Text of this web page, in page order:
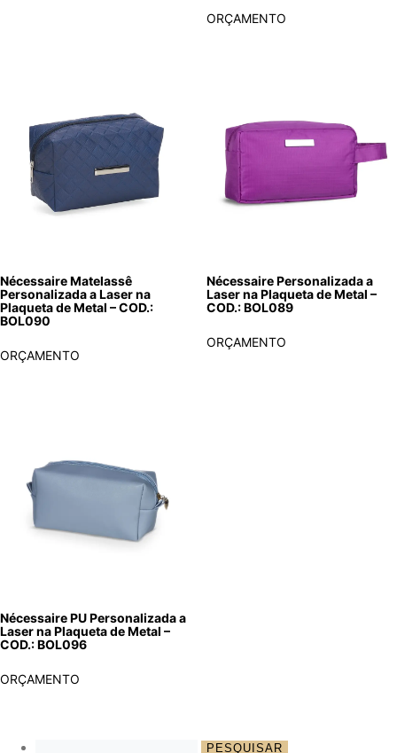
ORÇAMENTO
Nécessaire Matelassê
Personalizada a Laser na
Plaqueta de Metal – COD.:
BOL090
ORÇAMENTO
Nécessaire Personalizada a
Laser na Plaqueta de Metal –
COD.: BOL089
ORÇAMENTO
Nécessaire PU Personalizada a
Laser na Plaqueta de Metal –
COD.: BOL096
ORÇAMENTO